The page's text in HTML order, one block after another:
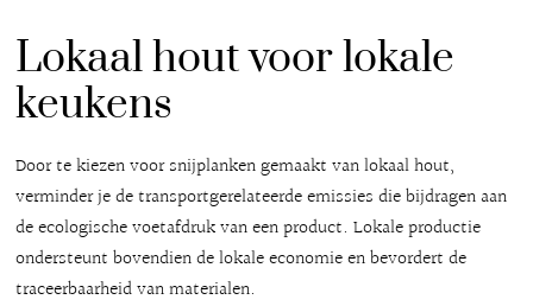
Lokaal hout voor lokale
keukens
Door te kiezen voor snijplanken gemaakt van lokaal hout,
verminder je de transportgerelateerde emissies die bijdragen aan
de ecologische voetafdruk van een product. Lokale productie
ondersteunt bovendien de lokale economie en bevordert de
traceerbaarheid van materialen.